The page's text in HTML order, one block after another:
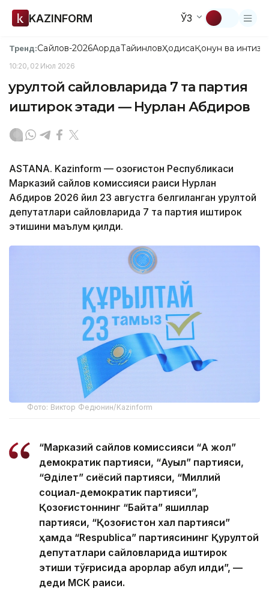
KAZINFORM ЎЗ
Тренд:Сайлов-2026АқордаТайинловҲодисаҚонун ва
10:20, 02 Июл 2026
Қурултой сайловларида 7 та партия
иштирок этади — Нурлан Абдиров
ASTANA. Kazinform — Қозоғистон Республикаси
Марказий сайлов комиссияси раиси Нурлан
Абдиров 2026 йил 23 августга белгиланган Қурултой
депутатлари сайловларида 7 та партия иштирок
этишини маълум қилди.
Фото: Виктор Федюнин/Kazinform
“Марказий сайлов комиссияси “Ақ жол”
демократик партияси, “Ауыл” партияси,
“Әділет” сиёсий партияси, “Миллий
социал-демократик партияси”,
Қозоғистоннинг “Байтақ” яшиллар
партияси, “Қозоғистон халқ партияси”
ҳамда “Respublica” партиясининг Қурултой
депутатлари сайловларида иштирок
этиши тўғрисида қарорлар қабул қилди”, —
деди МСК раиси.